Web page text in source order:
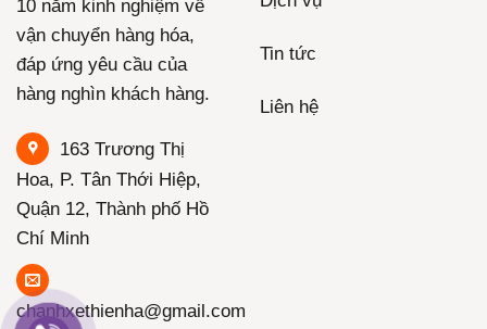
10 năm kinh nghiệm về
vận chuyển hàng hóa,
đáp ứng yêu cầu của
hàng nghìn khách hàng.
163 Trương Thị
Hoa, P. Tân Thới Hiệp,
Quận 12, Thành phố Hồ
Chí Minh
chanhxethienha@gmail.com
Tin tức
Liên hệ